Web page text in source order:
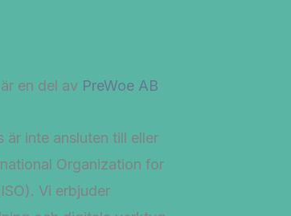
en del av PreWoe AB
är inte ansluten till eller
Organization for
Vi erbjuder